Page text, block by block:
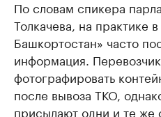
По словам спикера
Толкачева, на практике
Башкортостан» часто
информация.
фотографировать
после вывоза ТКО,
присылают одни и те же